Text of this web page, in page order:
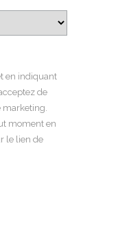
en indiquant
de
marketing.
moment en
le lien de